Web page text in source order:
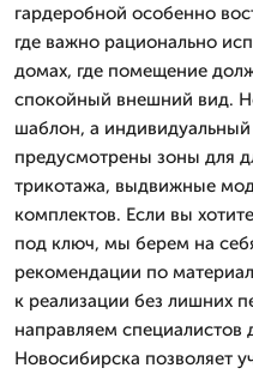
гардеробной особенно
где важно рационально
домах, где помещение
спокойный внешний вид.
шаблон, а
предусмотрены зоны для
трикотажа, выдвижные
комплектов. Если вы
под ключ, мы берем на
рекомендации по
к реализации без лишних
направляем специалистов
Новосибирска позволяет